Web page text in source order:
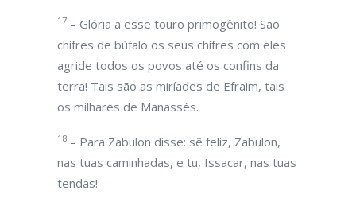
17 – Glória a esse touro primogênito! São
chifres de búfalo os seus chifres com eles
agride todos os povos até os confins da
terra! Tais são as miríades de Efraim, tais
os milhares de Manassés.
18 – Para Zabulon disse: sê feliz, Zabulon,
nas tuas caminhadas, e tu, Issacar, nas tuas
tendas!